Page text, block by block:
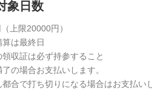
象日数
上限20000円）
は最終日
収証は必ず持参すること
の場合お支払いします。
合で打ち切りになる場合はお支払い